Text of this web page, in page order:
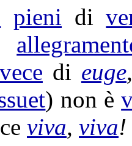
pieni di
vece di euge
) non è
viva, viva!